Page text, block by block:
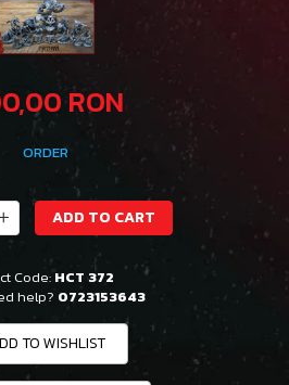
RON
ORDER
ADD TO CART
Code: HCT 372
help? 0723153643
TO WISHLIST